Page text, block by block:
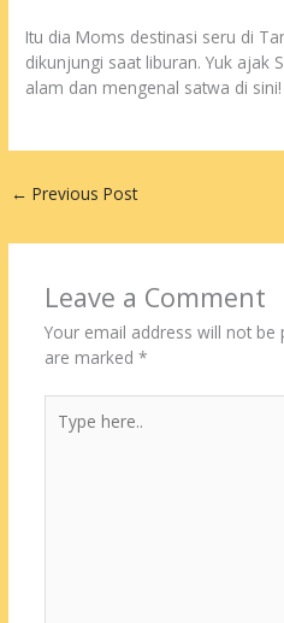
Itu dia Moms destinasi seru di
dikunjungi saat liburan. Yuk ajak
alam dan mengenal satwa di sini!
← Previous Post
Leave a Comment
Your email address will not be
are marked *
here..